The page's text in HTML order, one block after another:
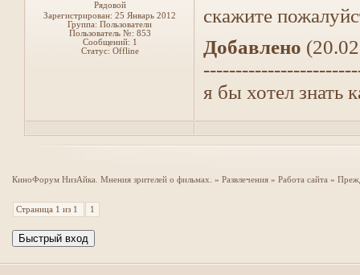
Рядовой
Зарегистрирован: 25 Январь 2012
Группа: Пользователи
Пользователь №: 853
Сообщений: 1
Статус: Offline
скажите
Добавлено
я бы хотел знать
КиноФорум НизАйка. Мнения зрителей о фильмах. » Развлечения » Работа сайта »
Страница 1 из 1 1